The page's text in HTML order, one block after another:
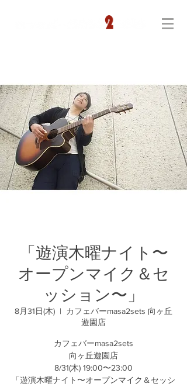
「遊演木曜ナイト〜
オープンマイク＆セ
ッション〜」
8月31日(木)
  |
カフェバーmasa2sets 向ヶ丘
遊園店
カフェバーmasa2sets
向ヶ丘遊園店
8/31(木) 19:00〜23:00
「遊演木曜ナイト〜オープンマイク＆セッシ